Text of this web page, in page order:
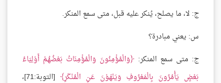
ج: لا، ما يصلح، يُنكر عليه قبل، متى سمع المنكر.
س: يعني مبادرة؟
ج: متى سمع المنكر:
وَالْمُؤْمِنُونَ وَالْمُؤْمِنَاتُ بَعْضُهُمْ أَوْلِيَاءُ
بَعْضٍ يَأْمُرُونَ بِالْمَعْرُوفِ وَيَنْهَوْنَ عَنِ الْمُنْكَرِ
[التوبة:71]،